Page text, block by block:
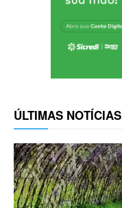
ÚLTIMAS NOTÍCIAS